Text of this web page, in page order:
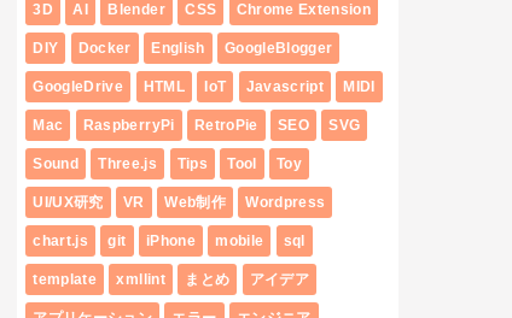
3D AI Blender CSS Chrome Extension
DIY Docker English GoogleBlogger
GoogleDrive HTML IoT Javascript MIDI
Mac RaspberryPi RetroPie SEO SVG
Sound Three.js Tips Tool Toy
UI/UX研究 VR Web制作 Wordpress
chart.js git iPhone mobile sql
template xmllint まとめ アイデア